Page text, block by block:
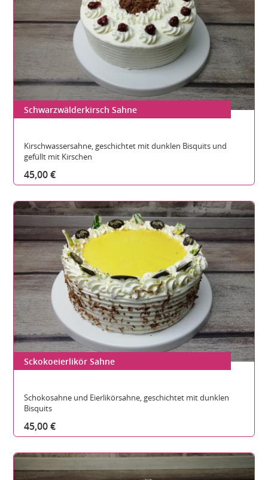
Gesamthöhe:
Durchmesser:
Schwarzwälderkirsch Sahne
Kirschwassersahne, geschichtet mit dunklen Bisquits und
gefüllt mit Kirschen
45,00 €
Gesamthöhe:
Durchmesser:
Sckokoeierlikör Sahne
Schokosahne und Eierlikörsahne, geschichtet mit dunklen
Bisquits
45,00 €